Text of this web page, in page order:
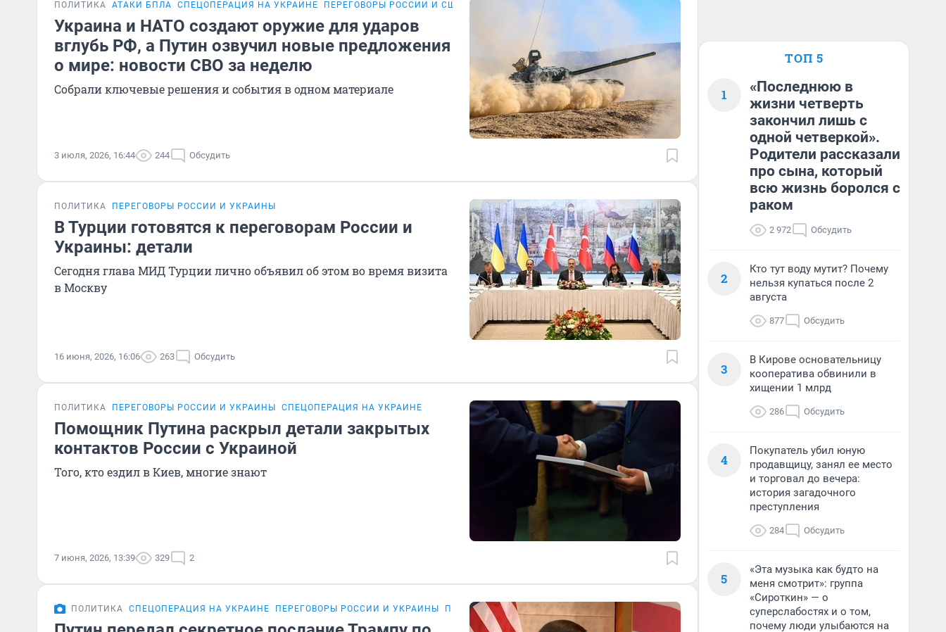
ПОЛИТИКА АТАКИ БПЛА СПЕЦОПЕРАЦИЯ НА УКРАИНЕ ПЕРЕГОВОРЫ РОССИИ И США ПЕРЕГОВОРЫ РОССИИ И УКРАИНЫ
Украина и НАТО создают оружие для ударов
вглубь РФ, а Путин озвучил новые предложения
о мире: новости СВО за неделю
Собрали ключевые решения и события в одном материале
3 июля, 2026, 16:44 244 Обсудить
ПОЛИТИКА ПЕРЕГОВОРЫ РОССИИ И УКРАИНЫ
В Турции готовятся к переговорам России и
Украины: детали
Сегодня глава МИД Турции лично объявил об этом во время визита
в Москву
16 июня, 2026, 16:06 263 Обсудить
ПОЛИТИКА ПЕРЕГОВОРЫ РОССИИ И УКРАИНЫ СПЕЦОПЕРАЦИЯ НА УКРАИНЕ
Помощник Путина раскрыл детали закрытых
контактов России с Украиной
Того, кто ездил в Киев, многие знают
7 июня, 2026, 13:39 329 2
ПОЛИТИКА СПЕЦОПЕРАЦИЯ НА УКРАИНЕ ПЕРЕГОВОРЫ РОССИИ И УКРАИНЫ ПЕРЕГОВОРЫ РОССИИ И США
ТОП 5
1
«Последнюю в
жизни четверть
закончил лишь с
одной четверкой».
Родители рассказали
про сына, который
всю жизнь боролся с
раком
2 972 Обсудить
2
Кто тут воду мутит? Почему
нельзя купаться после 2
августа
877 Обсудить
3
В Кирове основательницу
кооператива обвинили в
хищении 1 млрд
286 Обсудить
4
Покупатель убил юную
продавщицу, занял ее место
и торговал до вечера:
история загадочного
преступления
284 Обсудить
5
«Эта музыка как будто на
меня смотрит»: группа
«Сироткин» — о
суперслабостях и о том,
почему люди улыбаются на